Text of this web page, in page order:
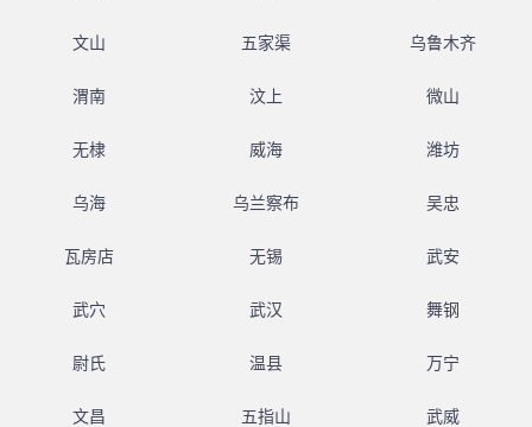
文山 五家渠 乌鲁木齐
渭南 汶上 微山
无棣 威海 潍坊
乌海 乌兰察布 吴忠
瓦房店 无锡 武安
武穴 武汉 舞钢
尉氏 温县 万宁
文昌 五指山 武威